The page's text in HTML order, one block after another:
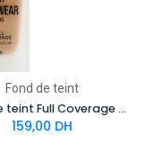
Fond de teint
Fond de teint Full Coverage Mat SPF 15 No.06 – Miel
159,00 DH